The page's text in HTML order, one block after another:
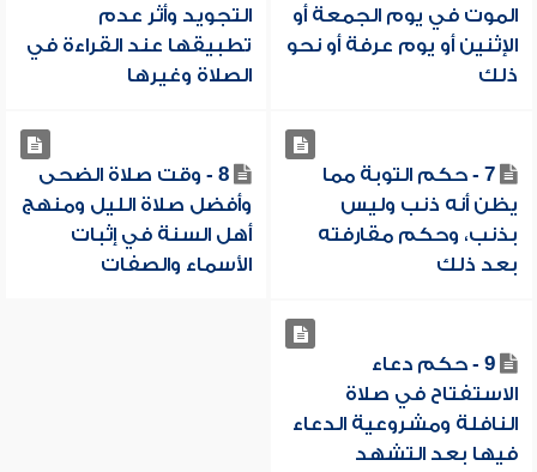
الموت في يوم الجمعة أو
الإثنين أو يوم عرفة أو نحو
ذلك
التجويد وأثر عدم
تطبيقها عند القراءة في
الصلاة وغيرها
7 - حكم التوبة مما
يظن أنه ذنب وليس
بذنب، وحكم مقارفته
بعد ذلك
8 - وقت صلاة الضحى
وأفضل صلاة الليل ومنهج
أهل السنة في إثبات
الأسماء والصفات
9 - حكم دعاء
الاستفتاح في صلاة
النافلة ومشروعية الدعاء
فيها بعد التشهد